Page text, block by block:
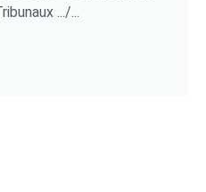
.../...